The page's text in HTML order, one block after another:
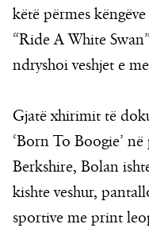
këtë përmes
“Ride A White
ndryshoi veshjet e
Gjatë xhirimit të
‘Born To Boogie’
Berkshire, Bolan
kishte veshur,
sportive me print